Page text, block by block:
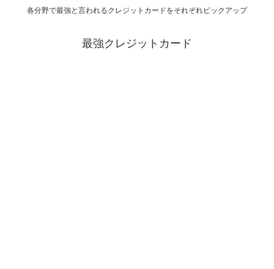
各分野で最強と言われるクレジットカードをそれぞれピックアップ
最強クレジットカード